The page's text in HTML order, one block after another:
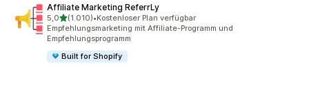
Affiliate Marketing ReferrLy
5,0von 5 Sternen
(1.010)
1010 Rezensionen insgesamt
•Kostenloser Plan verfügbar
Empfehlungsmarketing mit Affiliate-Programm und
Empfehlungsprogramm
Built for Shopify